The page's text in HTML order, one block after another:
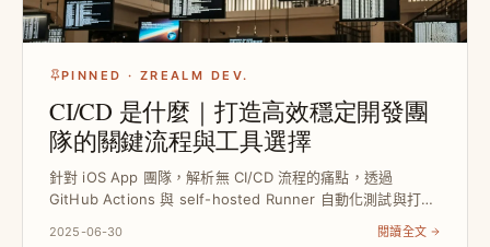
PINNED · ZREALM DEV.
CI/CD 是什麼｜打造高效穩定開發團
隊的關鍵流程與工具選擇
針對 iOS App 團隊，解析無 CI/CD 流程的痛點，透過
GitHub Actions 與 self-hosted Runner 自動化測試與打
2025-06-30 閱讀全文